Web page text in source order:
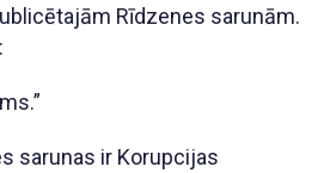
Rīdzenes sarunām.
sarunas ir Korupcijas